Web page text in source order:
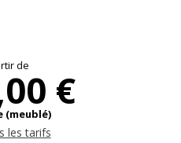
de
€
(meublé)
les tarifs